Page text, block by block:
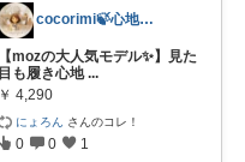
cocorimi🍃心地よい暮らし
【mozの大人気モデル✨】見た
目も履き心地 ...
￥ 4,290
にょろん さんのコレ！
0 0 1